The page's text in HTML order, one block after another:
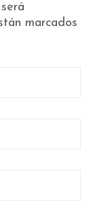
marcados